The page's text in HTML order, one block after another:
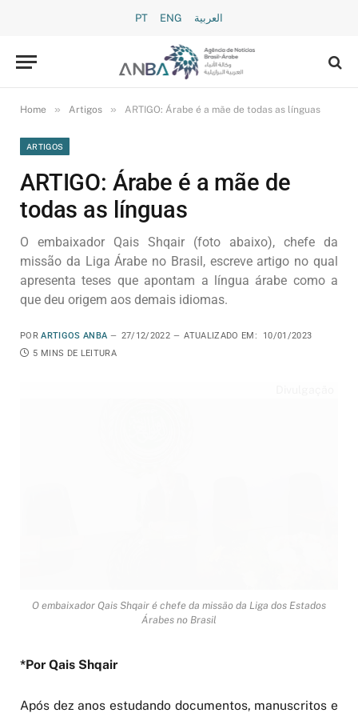
PT ENG العربية
Home » Artigos » ARTIGO: Árabe é a mãe de todas as línguas
ARTIGOS
ARTIGO: Árabe é a mãe de
todas as línguas
O embaixador Qais Shqair (foto abaixo), chefe da
missão da Liga Árabe no Brasil, escreve artigo no qual
apresenta teses que apontam a língua árabe como a
que deu origem aos demais idiomas.
POR ARTIGOS ANBA 27/12/2022 ATUALIZADO EM:
10/01/2023
5 MINS DE LEITURA
O embaixador Qais Shqair é chefe da missão da Liga dos Estados
Árabes no Brasil
*Por Qais Shqair
Após dez anos estudando documentos, manuscritos e